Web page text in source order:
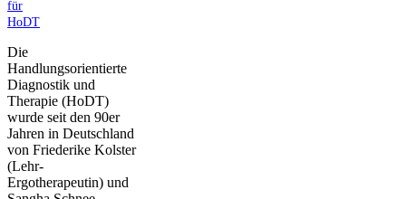
für
HoDT
Die
Handlungsorientierte
Diagnostik und
Therapie (HoDT)
wurde seit den 90er
Jahren in Deutschland
von Friederike Kolster
(Lehr-
Ergotherapeutin) und